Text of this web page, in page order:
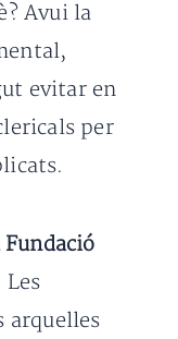
Avui la
evitar en
per
Fundació
Les
arquelles